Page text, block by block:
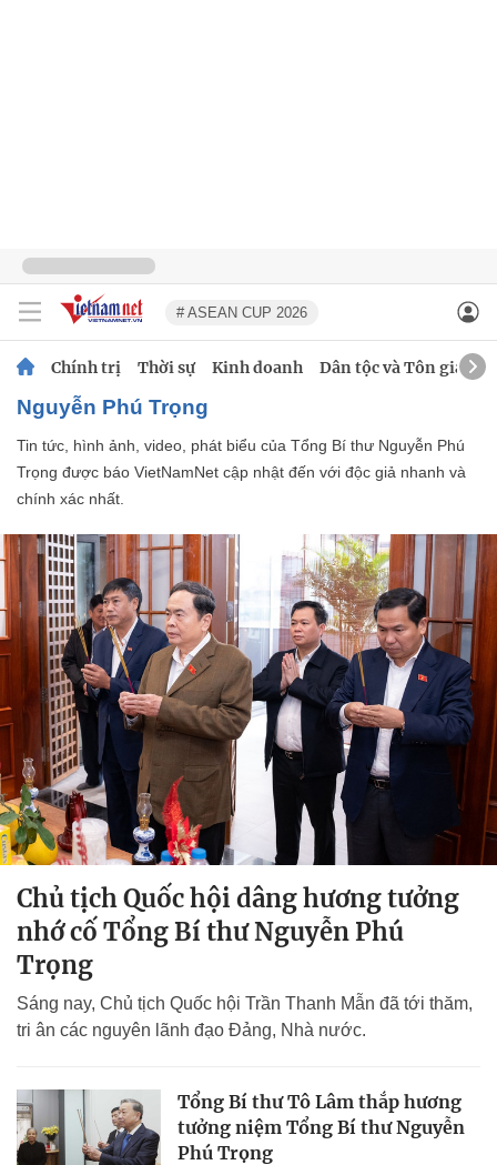
# ASEAN CUP 2026
Chính trị Thời sự Kinh doanh Dân tộc và Tôn giáo
Nguyễn Phú Trọng
Tin tức, hình ảnh, video, phát biểu của Tổng Bí thư Nguyễn Phú
Trọng được báo VietNamNet cập nhật đến với độc giả nhanh và
chính xác nhất.
Chủ tịch Quốc hội dâng hương tưởng
nhớ cố Tổng Bí thư Nguyễn Phú
Trọng
Sáng nay, Chủ tịch Quốc hội Trần Thanh Mẫn đã tới thăm,
tri ân các nguyên lãnh đạo Đảng, Nhà nước.
Tổng Bí thư Tô Lâm thắp hương
tưởng niệm Tổng Bí thư Nguyễn
Phú Trọng